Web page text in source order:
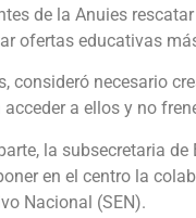
de la Anuies
ofertas educativas
consideró necesario
acceder a ellos y no
la subsecretaria
en el centro la
Nacional (SEN).